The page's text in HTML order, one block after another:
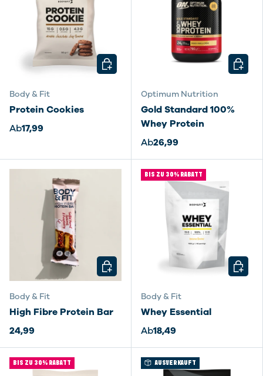
Body & Fit
Protein Cookies
Ab17,99
OPTIONEN AUSWÄHLEN
Optimum Nutrition
Gold Standard 100%
Whey Protein
Ab26,99
Body & Fit
High Fibre Protein Bar
24,99
OPTIONEN AUSWÄHLEN
BIS ZU 30% RABATT
Body & Fit
Whey Essential
Ab18,49
BIS ZU 30% RABATT AUSVERKAUFT